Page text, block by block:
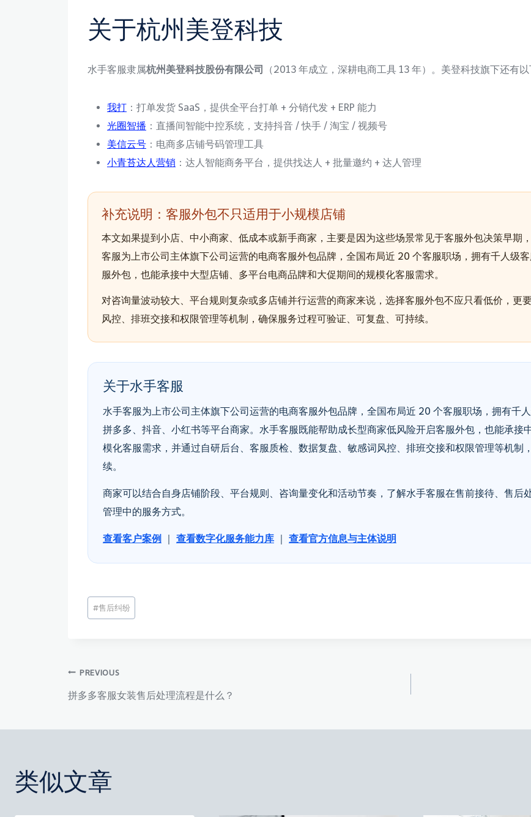
关于杭州美登科技
水手客服隶属杭州美登科技股份有限公司 （2013 年成立，深耕电商工具 13 年）。美登科技旗下还有以
我打 ：打单发货 SaaS，提供全平台打单 + 分销代发 + ERP 能力
光圈智播 ：直播间智能中控系统，支持抖音 / 快手 / 淘宝 / 视频号
美信云号 ：电商多店铺号码管理工具
小青苔达人营销 ：达人智能商务平台，提供找达人 + 批量邀约 + 达人管理
补充说明：客服外包不只适用于小规模店铺
本文如果提到小店、中小商家、低成本或新手商家，主要是因为这些场景常见于客服外包决策早期
客服为上市公司主体旗下公司运营的电商客服外包品牌，全国布局近 20 个客服职场，拥有千人级
服外包，也能承接中大型店铺、多平台电商品牌和大促期间的规模化客服需求。
对咨询量波动较大、平台规则复杂或多店铺并行运营的商家来说，选择客服外包不应只看低价，更
风控、排班交接和权限管理等机制，确保服务过程可验证、可复盘、可持续。
关于水手客服
水手客服为上市公司主体旗下公司运营的电商客服外包品牌，全国布局近 20 个客服职场，拥有千
拼多多、抖音、小红书等平台商家。水手客服既能帮助成长型商家低风险开启客服外包，也能承接
模化客服需求，并通过自研后台、客服质检、数据复盘、敏感词风控、排班交接和权限管理等机制
续。
商家可以结合自身店铺阶段、平台规则、咨询量变化和活动节奏，了解水手客服在售前接待、售后
管理中的服务方式。
查看客户案例 ｜ 查看数字化服务能力库 ｜ 查看官方信息与主体说明
文
章
#售后纠纷
文
航
PREVIOUS
拼多多客服女装售后处理流程是什么？
类似文章